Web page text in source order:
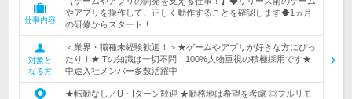
仕事内容
やアプリを操作して、正しく動作することを確認します◆1ヵ月
の研修からスタート！
対象と
なる方
＜業界・職種未経験歓迎！＞★ゲームやアプリが好きな方にぴっ
たり！★ITの知識は一切不問！100%人物重視の積極採用です★
中途入社メンバー多数活躍中
★転勤なし／U・Iターン歓迎 ★勤務地は希望を考慮 ◎フルリモ